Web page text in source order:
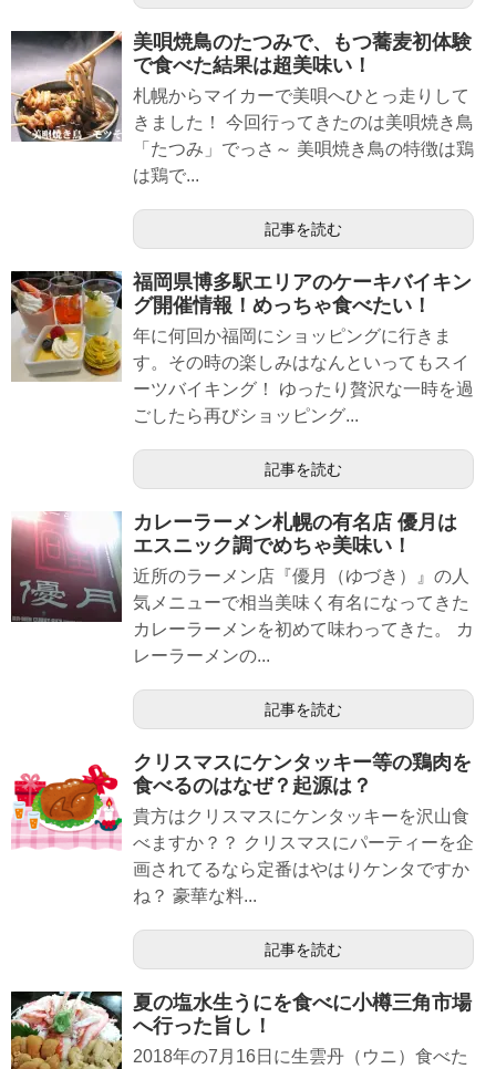
美唄焼鳥のたつみで、もつ蕎麦初体験
で食べた結果は超美味い！
札幌からマイカーで美唄へひとっ走りして
きました！ 今回行ってきたのは美唄焼き鳥
「たつみ」でっさ～ 美唄焼き鳥の特徴は鶏
は鶏で...
記事を読む
福岡県博多駅エリアのケーキバイキン
グ開催情報！めっちゃ食べたい！
年に何回か福岡にショッピングに行きま
す。その時の楽しみはなんといってもスイ
ーツバイキング！ ゆったり贅沢な一時を過
ごしたら再びショッピング...
記事を読む
カレーラーメン札幌の有名店 優月は
エスニック調でめちゃ美味い！
近所のラーメン店『優月（ゆづき）』の人
気メニューで相当美味く有名になってきた
カレーラーメンを初めて味わってきた。 カ
レーラーメンの...
記事を読む
クリスマスにケンタッキー等の鶏肉を
食べるのはなぜ？起源は？
貴方はクリスマスにケンタッキーを沢山食
べますか？？ クリスマスにパーティーを企
画されてるなら定番はやはりケンタですか
ね？ 豪華な料...
記事を読む
夏の塩水生うにを食べに小樽三角市場
へ行った旨し！
2018年の7月16日に生雲丹（ウニ）食べた